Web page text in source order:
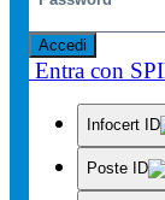
Accedi
Entra con
Infocert ID
Poste ID